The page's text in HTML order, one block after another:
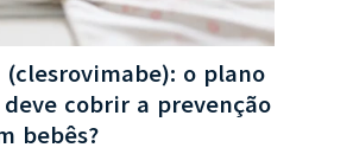
(clesrovimabe): o plano
cobrir a prevenção
bebês?